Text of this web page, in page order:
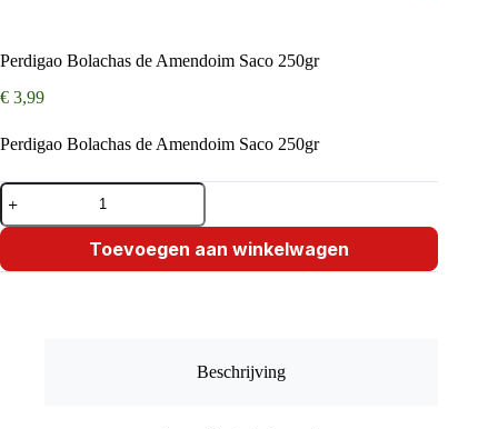
Perdigao Bolachas de Amendoim Saco 250gr
€ 3,99
Perdigao Bolachas de Amendoim Saco 250gr
Perdigao
Bolachas
de
Saco
Toevoegen aan winkelwagen
Beschrijving